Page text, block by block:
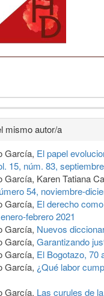
mismo autor/a
García, El papel
15, núm. 83,
García, Karen Tatiana
54, noviembre-
García, El derecho
febrero 2021
García, Nuevos
García, Garantizando
García, El Bogotazo, 70
García, ¿Qué labor
García, Las curules de